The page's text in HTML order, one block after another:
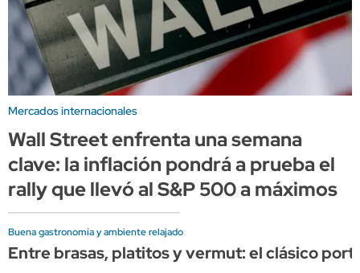
Mercados internacionales
Wall Street enfrenta una semana
clave: la inflación pondrá a prueba el
rally que llevó al S&P 500 a máximos
Buena gastronomía y ambiente relajado
Entre brasas, platitos y vermut: el clásico